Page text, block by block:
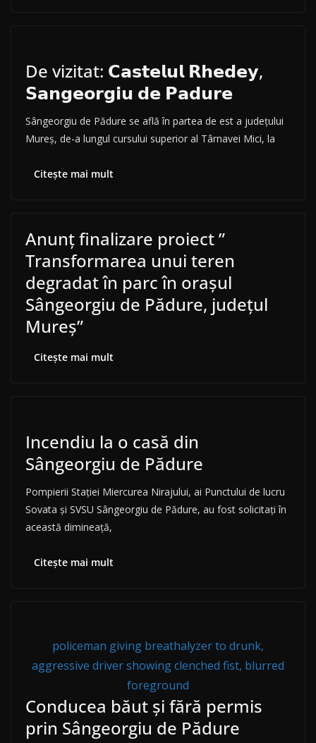
De vizitat: 𝗖𝗮𝘀𝘁𝗲𝗹𝘂𝗹 𝗥𝗵𝗲𝗱𝗲𝘆,
𝗦𝗮𝗻𝗴𝗲𝗼𝗿𝗴𝗶𝘂 𝗱𝗲 𝗣𝗮𝗱𝘂𝗿𝗲
Sângeorgiu de Pădure se află în partea de est a județului
Mureș, de-a lungul cursului superior al Târnavei Mici, la
Citește mai mult
Anunț finalizare proiect ”
Transformarea unui teren
degradat în parc în orașul
Sângeorgiu de Pădure, județul
Mureș”
Citește mai mult
Incendiu la o casă din
Sângeorgiu de Pădure
Pompierii Stației Miercurea Nirajului, ai Punctului de lucru
Sovata și SVSU Sângeorgiu de Pădure, au fost solicitați în
această dimineață,
Citește mai mult
policeman giving breathalyzer to drunk,
aggressive driver showing clenched fist, blurred
foreground
Conducea băut și fără permis
prin Sângeorgiu de Pădure